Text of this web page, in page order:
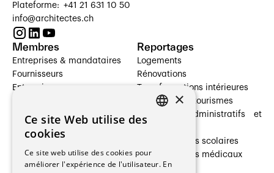
Plateforme: +41 21 631 10 50
info@architectes.ch
Membres
Entreprises & mandataires
Fournisseurs
Entreprises
Architectes paysagistes
Architectes d'intérieur
Entreprises générales
Ingénieurs et mandataires
Reportages
Logements
Rénovations
Transformations intérieures
Hôtelleries et tourismes
Bâtiments administratifs et
Établissements scolaires
Établissements médicaux
Villas
×
Ce site Web utilise des
cookies
Ce site web utilise des cookies pour
améliorer l'expérience de l'utilisateur. En